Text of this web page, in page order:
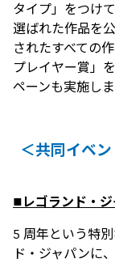
タイプ」をつけ
選ばれた作品を
されたすべての
プレイヤー賞」
ペーンも実施しま
＜共同イベ
■レゴランド・
5 周年という特
ド・ジャパンに